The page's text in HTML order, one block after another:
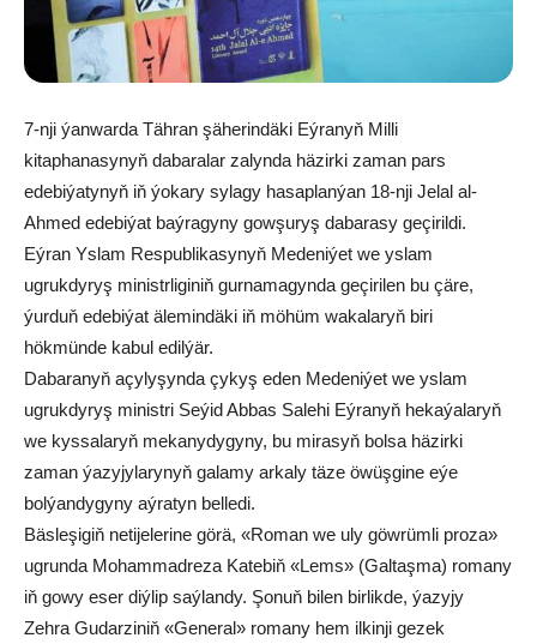
7-nji ýanwarda Tähran şäherindäki Eýranyň Milli
kitaphanasynyň dabaralar zalynda häzirki zaman pars
edebiýatynyň iň ýokary sylagy hasaplanýan 18-nji Jelal al-
Ahmed edebiýat baýragyny gowşuryş dabarasy geçirildi.
Eýran Yslam Respublikasynyň Medeniýet we yslam
ugrukdyryş ministrliginiň gurnamagynda geçirilen bu çäre,
ýurduň edebiýat älemindäki iň möhüm wakalaryň biri
hökmünde kabul edilýär.
Dabaranyň açylyşynda çykyş eden Medeniýet we yslam
ugrukdyryş ministri Seýid Abbas Salehi Eýranyň hekaýalaryň
we kyssalaryň mekanydygyny, bu mirasyň bolsa häzirki
zaman ýazyjylarynyň galamy arkaly täze öwüşgine eýe
bolýandygyny aýratyn belledi.
Bäsleşigiň netijelerine görä, «Roman we uly göwrümli proza»
ugrunda Mohammadreza Katebiň «Lems» (Galtaşma) romany
iň gowy eser diýlip saýlandy. Şonuň bilen birlikde, ýazyjy
Zehra Gudarziniň «General» romany hem ilkinji gezek